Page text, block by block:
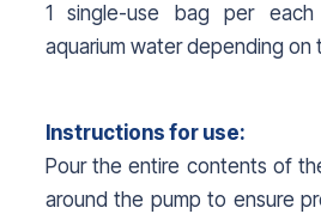
1 single-use bag per
aquarium water depending on
Instructions for use:
Pour the entire contents of
around the pump to ensure